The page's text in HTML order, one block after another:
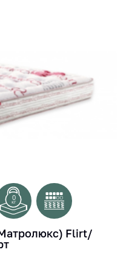
0
кг
Flirt/